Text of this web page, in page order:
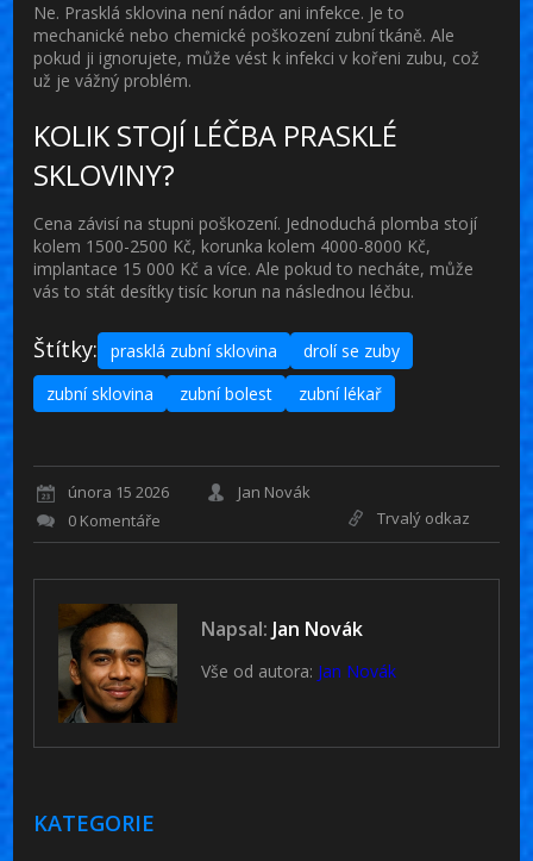
Ne. Prasklá sklovina není nádor ani infekce. Je to
mechanické nebo chemické poškození zubní tkáně. Ale
pokud ji ignorujete, může vést k infekci v kořeni zubu, což
už je vážný problém.
KOLIK STOJÍ LÉČBA PRASKLÉ
SKLOVINY?
Cena závisí na stupni poškození. Jednoduchá plomba stojí
kolem 1500-2500 Kč, korunka kolem 4000-8000 Kč,
implantace 15 000 Kč a více. Ale pokud to necháte, může
vás to stát desítky tisíc korun na následnou léčbu.
Štítky: prasklá zubní sklovina
drolí se zuby
zubní sklovina
zubní bolest zubní lékař
února 15 2026
Jan Novák
0 Komentáře
Trvalý odkaz
Napsal: Jan Novák
Vše od autora: Jan Novák
KATEGORIE